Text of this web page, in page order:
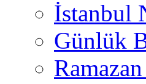
İstanbul
Günlük